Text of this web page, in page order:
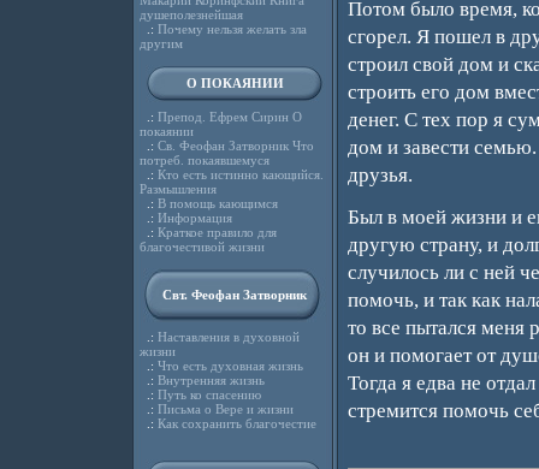
душеполезнейшая
.: Почему нельзя желать зла
другим
О ПОКАЯНИИ
.: Препод. Ефрем Сирин О
покаянии
.: Св. Феофан Затворник Что
потреб. покаявшемуся
.: Кто есть истинно кающийся.
Размышления
.: В помощь кающимся
.: Информация
.: Краткое правило для
благочестивой жизни
Свт. Феофан Затворник
.: Наставления в духовной
жизни
.: Что есть духовная жизнь
.: Внутренняя жизнь
.: Путь ко спасению
.: Письма о Вере и жизни
.: Как сохранить благочестие
Потом было время,
сгорел. Я пошел в
строил свой дом и
строить его дом
денег. С тех пор я
дом и завести
друзья.
Был в моей жизни и
другую страну, и
случилось ли с ней
помочь, и так как
то все пытался меня
он и помогает от
Тогда я едва не
стремится помочь